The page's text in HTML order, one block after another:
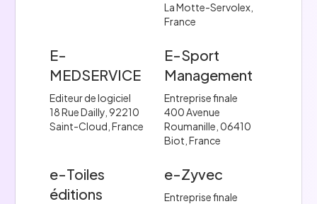
La Motte-Servolex,
France
E-
MEDSERVICE
Editeur de logiciel
18 Rue Dailly, 92210
Saint-Cloud, France
E-Sport
Management
Entreprise finale
400 Avenue
Roumanille, 06410
Biot, France
e-Toiles
éditions
e-Zyvec
Entreprise finale